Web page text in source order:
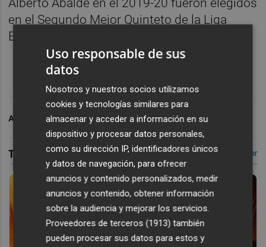
en el Segundo Mejor Quinteto de la Liga
Endesa.
ARCHIVADO EN VALENCIA BASKET
Uso responsable de sus
datos
Nosotros y nuestros socios utilizamos
cookies y tecnologías similares para
almacenar y acceder a información en su
dispositivo y procesar datos personales,
como su dirección IP, identificadores únicos
y datos de navegación, para ofrecer
anuncios y contenido personalizados, medir
anuncios y contenido, obtener información
sobre la audiencia y mejorar los servicios.
Proveedores de terceros (1913) también
pueden procesar sus datos para estos y